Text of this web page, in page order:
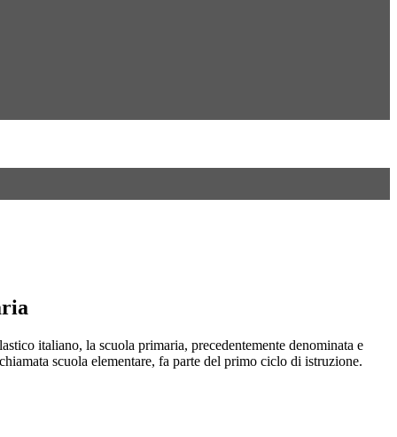
italiano, la scuola primaria, precedentemente denominata e
scuola elementare, fa parte del primo ciclo di istruzione.